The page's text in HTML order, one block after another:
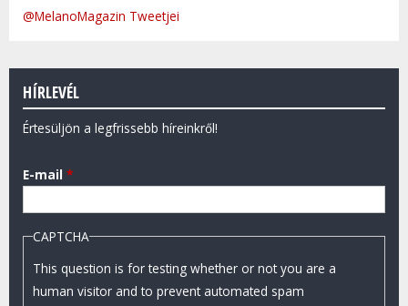
@MelanoMagazin Tweetjei
HÍRLEVÉL
Értesüljön a legfrissebb híreinkről!
E-mail *
CAPTCHA
This question is for testing whether or not you are a
human visitor and to prevent automated spam